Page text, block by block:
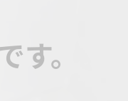
ウスクリーニング
。